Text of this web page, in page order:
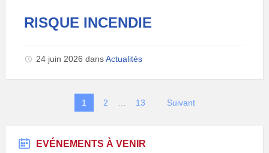
RISQUE INCENDIE
24 juin 2026 dansActualités
1 2 13 Suivant
EVÉNEMENTS À VENIR